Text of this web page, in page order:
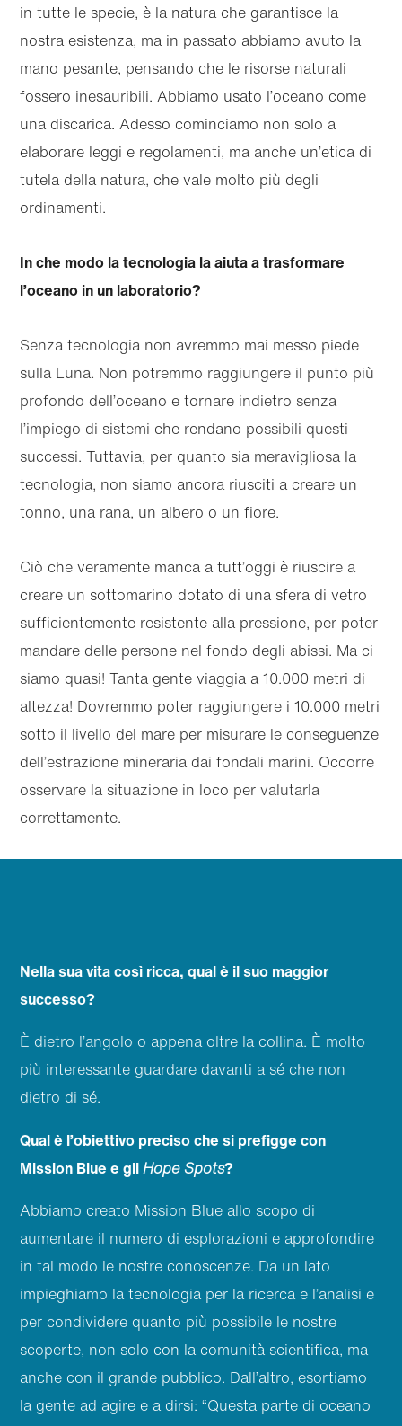
in tutte le specie, è la natura che garantisce la
nostra esistenza, ma in passato abbiamo avuto la
mano pesante, pensando che le risorse naturali
fossero inesauribili. Abbiamo usato l’oceano come
una discarica. Adesso cominciamo non solo a
elaborare leggi e regolamenti, ma anche un’etica di
tutela della natura, che vale molto più degli
ordinamenti.
In che modo la tecnologia la aiuta a trasformare
l’oceano in un laboratorio?
Senza tecnologia non avremmo mai messo piede
sulla Luna. Non potremmo raggiungere il punto più
profondo dell’oceano e tornare indietro senza
l’impiego di sistemi che rendano possibili questi
successi. Tuttavia, per quanto sia meravigliosa la
tecnologia, non siamo ancora riusciti a creare un
tonno, una rana, un albero o un fiore.
Ciò che veramente manca a tutt’oggi è riuscire a
creare un sottomarino dotato di una sfera di vetro
sufficientemente resistente alla pressione, per poter
mandare delle persone nel fondo degli abissi. Ma ci
siamo quasi! Tanta gente viaggia a 10.000 metri di
altezza! Dovremmo poter raggiungere i 10.000 metri
sotto il livello del mare per misurare le conseguenze
dell’estrazione mineraria dai fondali marini. Occorre
osservare la situazione in loco per valutarla
correttamente.
Nella sua vita così ricca, qual è il suo maggior
successo?
È dietro l’angolo o appena oltre la collina. È molto
più interessante guardare davanti a sé che non
dietro di sé.
Qual è l’obiettivo preciso che si prefigge con
Mission Blue e gliHope Spots?
Abbiamo creato Mission Blue allo scopo di
aumentare il numero di esplorazioni e approfondire
in tal modo le nostre conoscenze. Da un lato
impieghiamo la tecnologia per la ricerca e l’analisi e
per condividere quanto più possibile le nostre
scoperte, non solo con la comunità scientifica, ma
anche con il grande pubblico. Dall’altro, esortiamo
la gente ad agire e a dirsi: “Questa parte di oceano